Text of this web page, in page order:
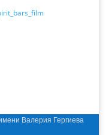
Валерия Гергиева